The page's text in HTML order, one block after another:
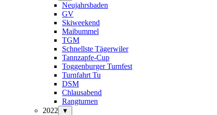
Neujahrsbaden
GV
Skiweekend
Maibummel
TGM
Schnellste Tägerwiler
Tannzapfe-Cup
Toggenburger Turnfest
Turnfahrt Tu
DSM
Chlausabend
Rangturnen
2022
▼